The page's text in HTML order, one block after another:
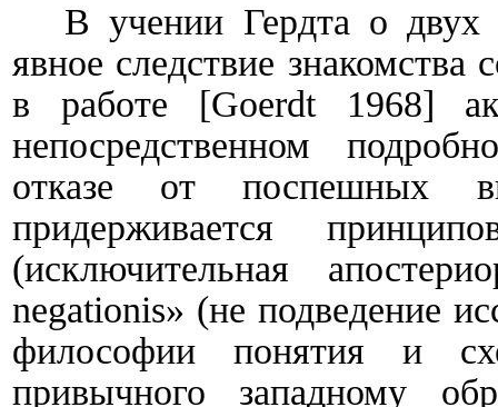
В учении Гердта о двух
явное следствие
в работе [Goerdt1968]
непосредственном
отказе от поспешных
придерживается
(исключительная
negationis» (не подведение
философии понятия и
привычного западному